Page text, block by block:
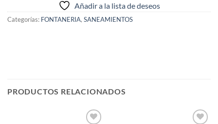
Añadir a la lista de deseos
Categorías: FONTANERIA, SANEAMIENTOS
PRODUCTOS RELACIONADOS